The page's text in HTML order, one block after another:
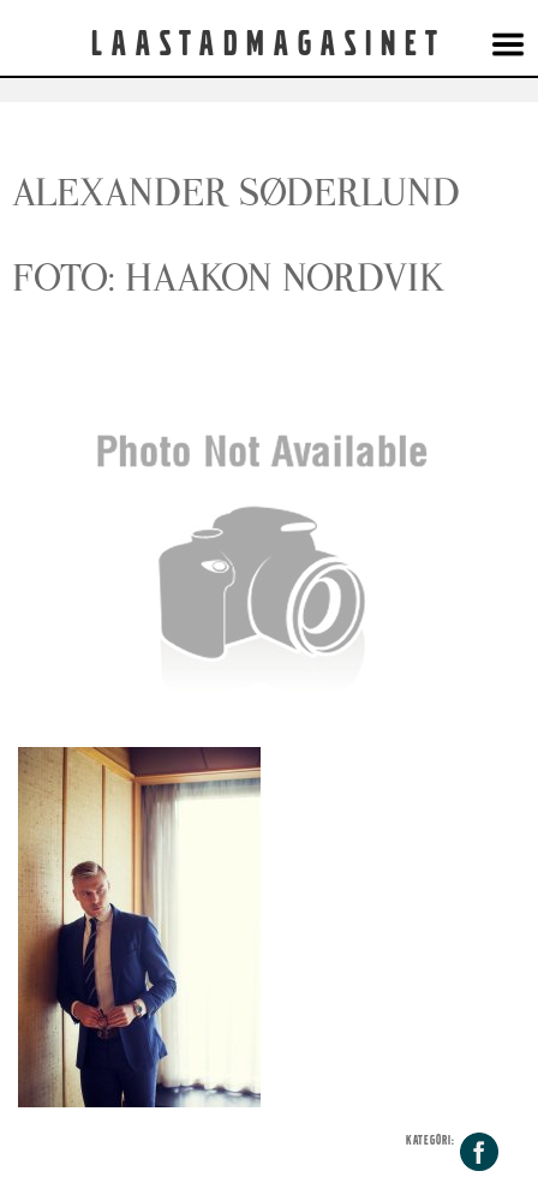
Laastadmagasinet
ALEXANDER SØDERLUND
FOTO: HAAKON NORDVIK
KATEGORI: